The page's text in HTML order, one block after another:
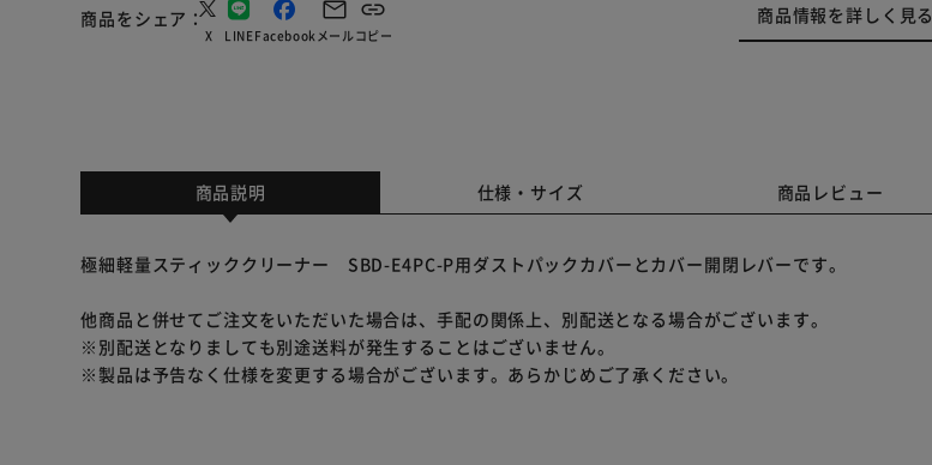
商品をシェア
X LINEFacebook メールコピー
商品情報を詳しく見る
商品説明 仕様・サイズ 商品レビュー
極細軽量スティッククリーナー SBD-E4PC-P用ダストパックカバーとカバー開閉レバーです。
他商品と併せてご注文をいただいた場合は、手配の関係上、別配送となる場合がございます。
※別配送となりましても別途送料が発生することはございません。
※製品は予告なく仕様を変更する場合がございます。あらかじめご了承ください。